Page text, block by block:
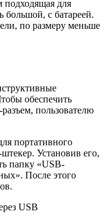
подходящая для
большой, с батареей.
по размеру меньше
обеспечить
пользователю
портативного
Установив его,
папку «USB-
После этого
USB